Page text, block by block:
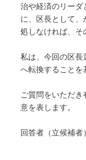
治や経済のリー
に、区長として
処しなければ、そ
私は、今回の区
へ転換することを
ご質問をいただ
意を表します。
回答者（立候補